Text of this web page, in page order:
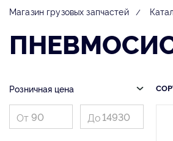
Магазин грузовых запчастей
Розничная цена